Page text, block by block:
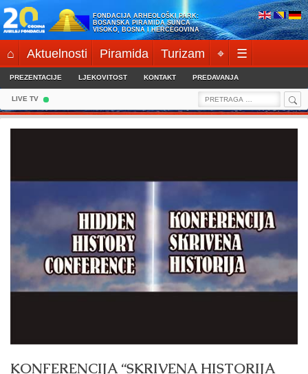
Skip
to
content
FONDACIJA ARHEOLOŠKI PARK:
BOSANSKA PIRAMIDA SUNCA
VISOKO, BOSNA I HERCEGOVINA
⌂ Aktuelnosti Piramida Turizam ⌖ ☰
PREZENTACIJE LJEKOVITOST KONTAKT PREDAVANJA
LIVE TV
Search
for:
KONFERENCIJA “SKRIVENA HISTORIJA